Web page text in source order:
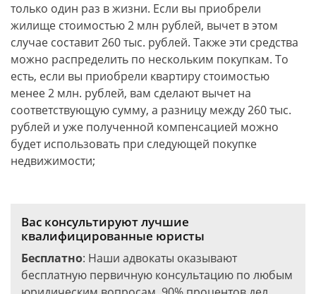
только один раз в жизни. Если вы приобрели
жилище стоимостью 2 млн рублей, вычет в этом
случае составит 260 тыс. рублей. Также эти средства
можно распределить по нескольким покупкам. То
есть, если вы приобрели квартиру стоимостью
менее 2 млн. рублей, вам сделают вычет на
соответствующую сумму, а разницу между 260 тыс.
рублей и уже полученной компенсацией можно
будет использовать при следующей покупке
недвижимости;
Вас консультируют лучшие
квалифицированные юристы
Бесплатно: Наши адвокаты оказывают
бесплатную первичную консультацию по любым